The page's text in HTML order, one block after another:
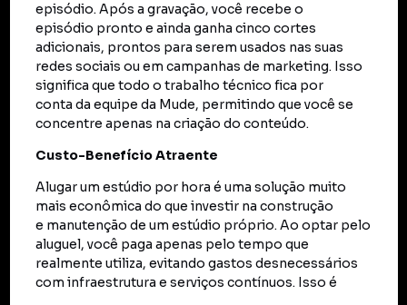
episódio. Após a gravação, você recebe o
episódio pronto e ainda ganha cinco cortes
adicionais, prontos para serem usados nas suas
redes sociais ou em campanhas de marketing. Isso
significa que todo o trabalho técnico fica por
conta da equipe da Mude, permitindo que você se
concentre apenas na criação do conteúdo.
Custo-Benefício Atraente
Alugar um estúdio por hora é uma solução muito
mais econômica do que investir na construção
e manutenção de um estúdio próprio. Ao optar pelo
aluguel, você paga apenas pelo tempo que
realmente utiliza, evitando gastos desnecessários
com infraestrutura e serviços contínuos. Isso é